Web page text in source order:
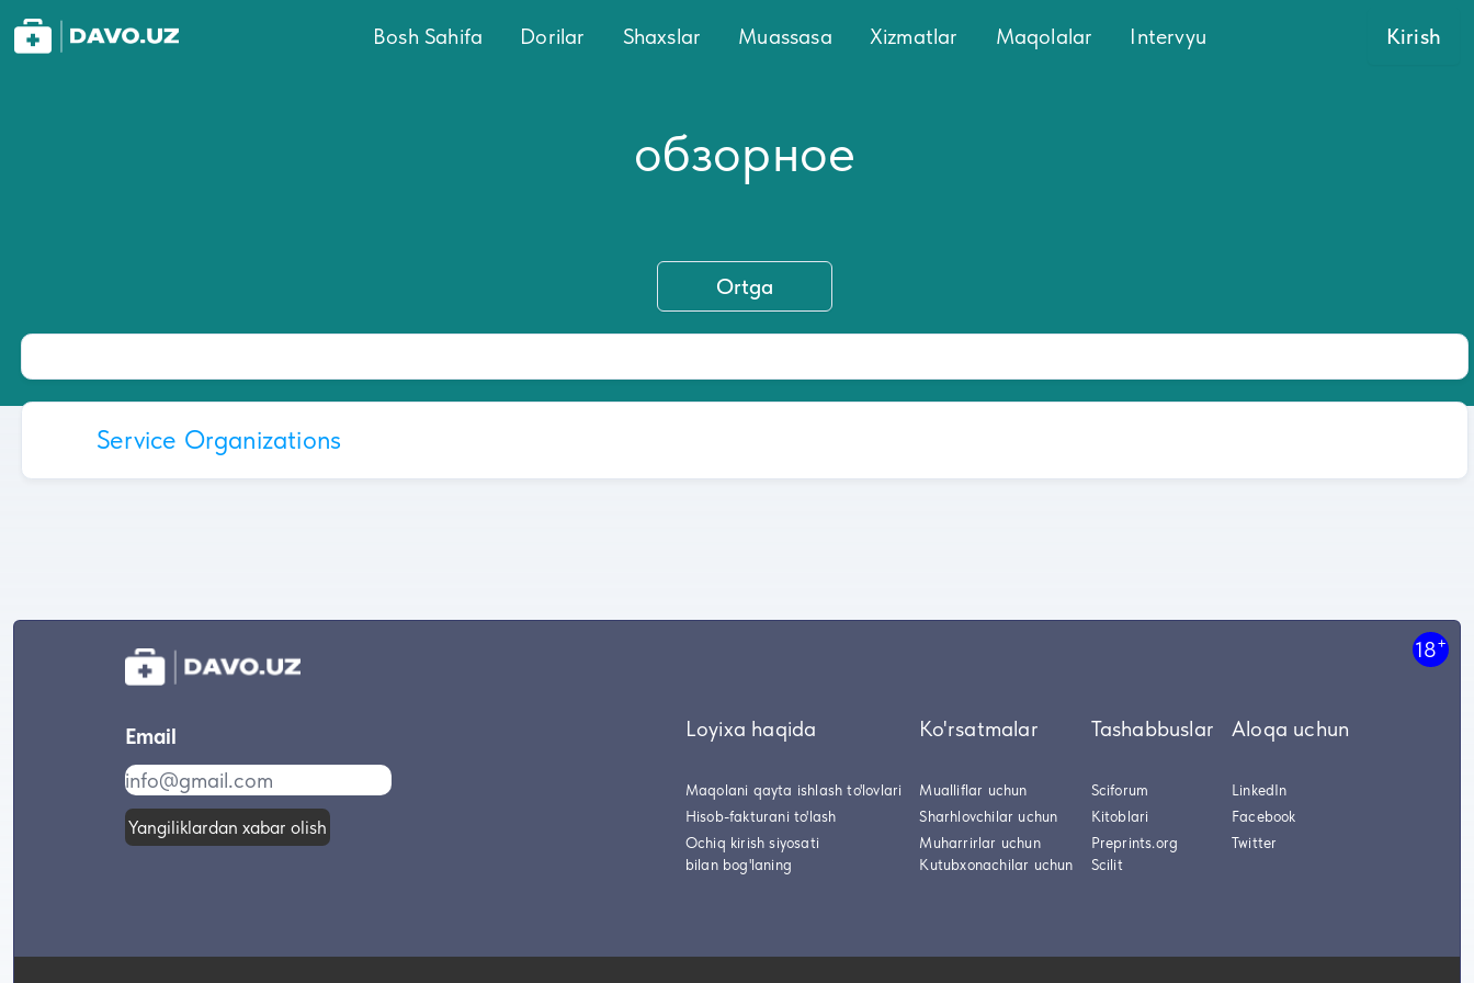
Bosh Sahifa Dorilar Shaxslar Muassasa Xizmatlar Maqolalar Intervyu Kirish
обзорное
Ortga
Service Organizations
18+
Email
Yangiliklardan xabar olish
Loyixa haqida
Maqolani qayta ishlash to'lovlari
Hisob-fakturani to'lash
Ochiq kirish siyosati
bilan bog'laning
Ko'rsatmalar
Mualliflar uchun
Sharhlovchilar uchun
Muharrirlar uchun
Kutubxonachilar uchun
Tashabbuslar
Sciforum
Kitoblari
Preprints.org
Scilit
Aloqa uchun
LinkedIn
Facebook
Twitter